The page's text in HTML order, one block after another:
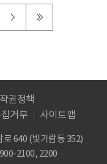
권정책
거부
사이트맵
640 (빛가람동 352)
2100, 2200